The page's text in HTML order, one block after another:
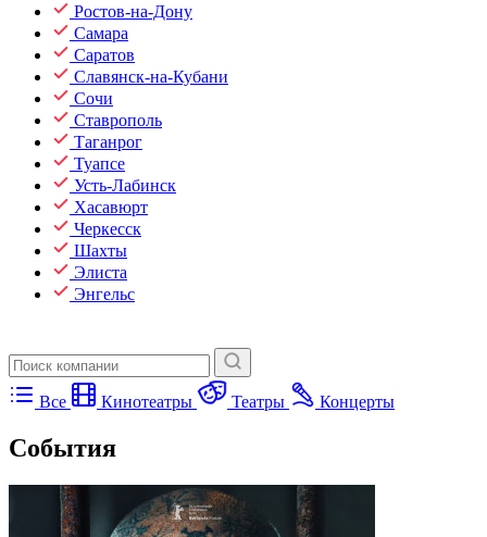
Ростов-на-Дону
Самара
Саратов
Славянск-на-Кубани
Сочи
Ставрополь
Таганрог
Туапсе
Усть-Лабинск
Хасавюрт
Черкесск
Шахты
Элиста
Энгельс
Все Кинотеатры Театры Концерты
События